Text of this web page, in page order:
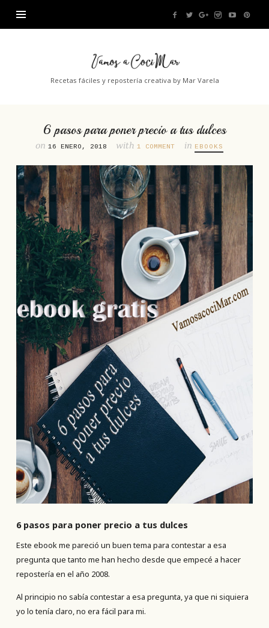
Vamos
CociMar
Recetas fáciles y repostería creativa by Mar Varela
6 pasos para poner precio a tus dulces
on16 ENERO, 2018 with1 COMMENT in EBOOKS
6 pasos para poner precio a tus dulces
Este ebook me pareció un buen tema para contestar a esa
pregunta que tanto me han hecho desde que empecé a hacer
repostería en el año 2008.
Al principio no sabía contestar a esa pregunta, ya que ni siquiera
yo lo tenía claro, no era fácil para mi.